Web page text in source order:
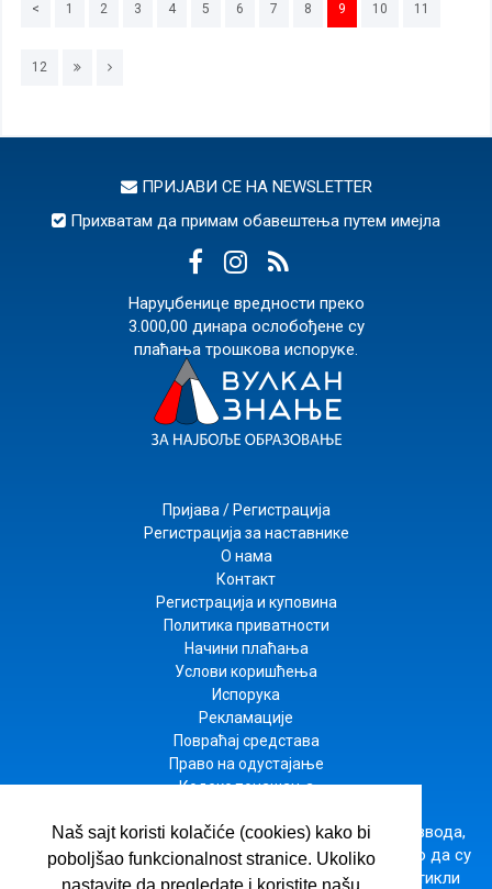
Naš sajt koristi kolačiće (cookies) kako bi
poboljšao funkcionalnost stranice. Ukoliko
< 1 2 3 4 5 6 7 8 9 10 11
12
ПРИЈАВИ СЕ НА NEWSLETTER
Прихватам да примам обавештења путем имејла
Наруџбенице вредности преко
3.000,00 динара ослобођене су
плаћања трошкова испоруке.
Пријава / Регистрација
Регистрација за наставнике
О нама
Контакт
Регистрација и куповина
Политика приватности
Начини плаћања
Услови коришћења
Испорука
Рекламације
Повраћај средстава
Право на одустајање
Кодекс понашања
Настојимо да будемо што прецизнији у опису производа,
приказу слика и цена, али не можемо да гарантујемо да су
све информације комплетне и без грешака. Сви артикли